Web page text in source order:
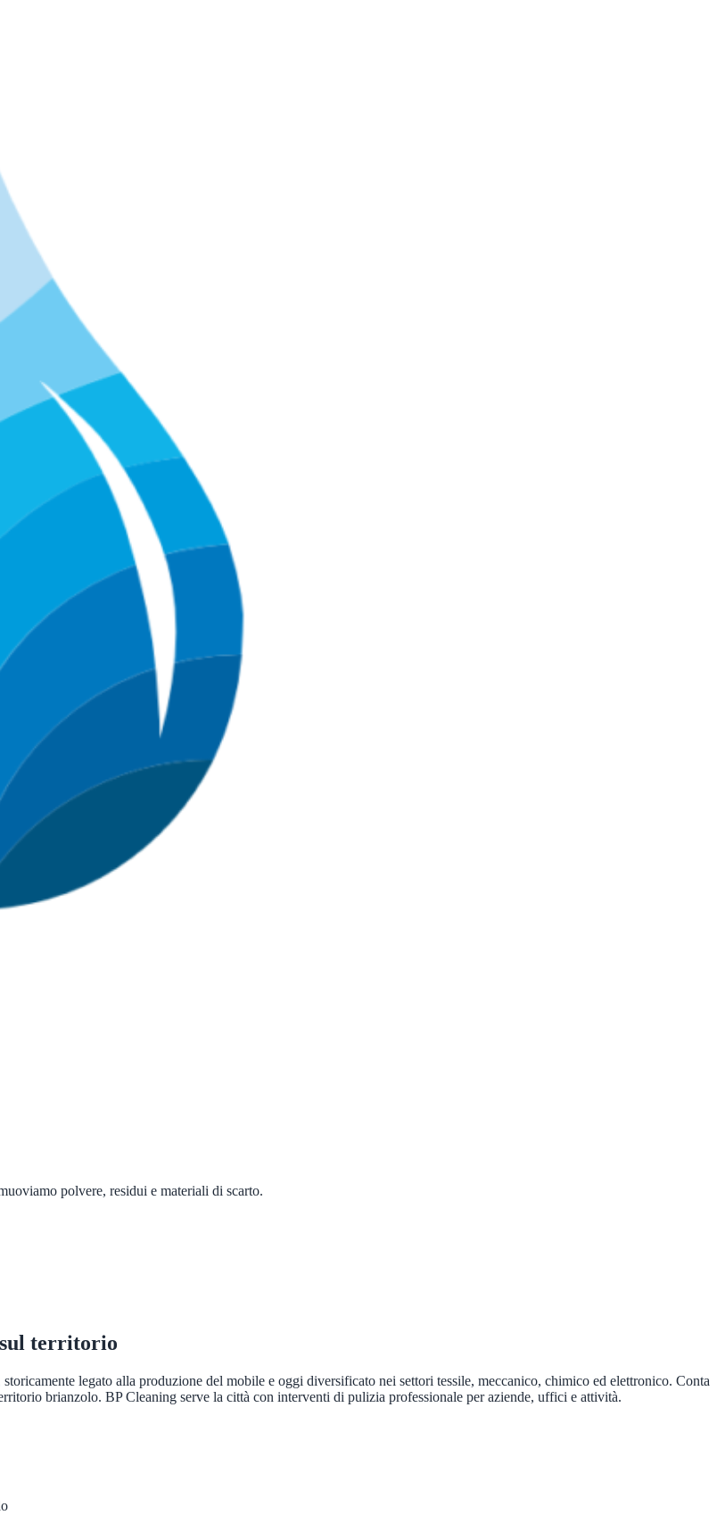
polvere, residui e materiali di scarto.
sul territorio
legato alla produzione del mobile e oggi diversificato nei settori tessile, meccanico, chimico ed elettronico. Conta
brianzolo. BP Cleaning serve la città con interventi di pulizia professionale per aziende, uffici e attività.